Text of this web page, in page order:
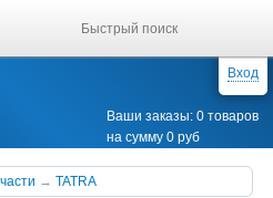
Вход
Ваши заказы: 0 товаров
на сумму 0 руб
→ TATRA